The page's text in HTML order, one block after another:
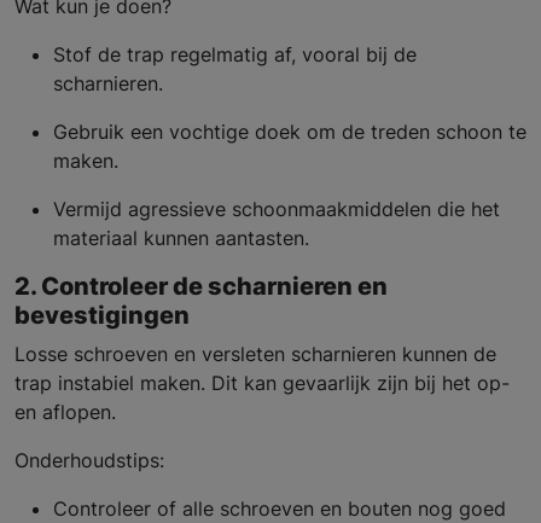
Wat kun je doen?
Stof de trap regelmatig af, vooral bij de
scharnieren.
Gebruik een vochtige doek om de treden schoon te
maken.
Vermijd agressieve schoonmaakmiddelen die het
materiaal kunnen aantasten.
2. Controleer de scharnieren en
bevestigingen
Losse schroeven en versleten scharnieren kunnen de
trap instabiel maken. Dit kan gevaarlijk zijn bij het op-
en aflopen.
Onderhoudstips:
Controleer of alle schroeven en bouten nog goed